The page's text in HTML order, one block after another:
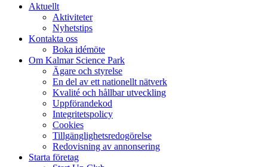
Aktuellt
Aktiviteter
Nyhetstips
Kontakta oss
Boka idémöte
Om Kalmar Science Park
Ägare och styrelse
En del av ett nationellt nätverk
Kvalité och hållbar utveckling
Uppförandekod
Integritetspolicy
Cookies
Tillgänglighetsredogörelse
Redovisning av annonsering
Starta företag